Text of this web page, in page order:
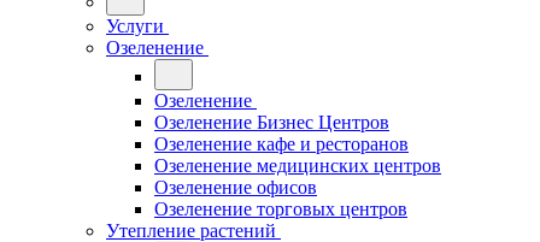
Услуги
Озеленение
Озеленение
Озеленение Бизнес Центров
Озеленение кафе и ресторанов
Озеленение медицинских центров
Озеленение офисов
Озеленение торговых центров
Утепление растений